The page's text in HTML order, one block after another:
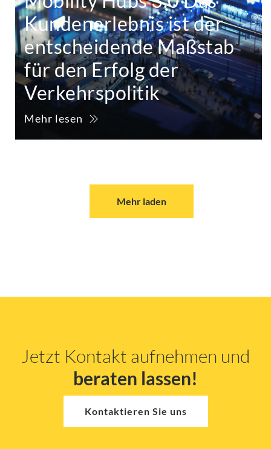
Kundenerlebnis ist der
entscheidende Maßstab
für den Erfolg der
Verkehrspolitik
Mehr lesen
Mehr laden
Jetzt Kontakt aufnehmen und
beraten lassen!
Kontaktieren Sie uns